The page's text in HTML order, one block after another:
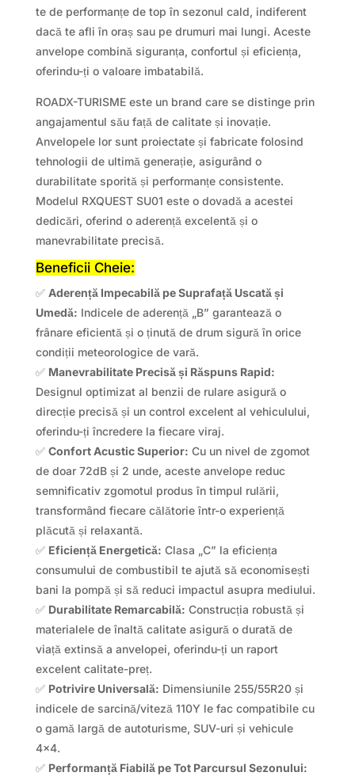
te de performanțe de top în sezonul cald, indiferent
dacă te afli în oraș sau pe drumuri mai lungi. Aceste
anvelope combină siguranța, confortul și eficiența,
oferindu-ți o valoare imbatabilă.
ROADX-TURISME este un brand care se distinge prin
angajamentul său față de calitate și inovație.
Anvelopele lor sunt proiectate și fabricate folosind
tehnologii de ultimă generație, asigurând o
durabilitate sporită și performanțe consistente.
Modelul RXQUEST SU01 este o dovadă a acestei
dedicări, oferind o aderență excelentă și o
manevrabilitate precisă.
Beneficii Cheie:
✅ Aderență Impecabilă pe Suprafață Uscată și
Umedă: Indicele de aderență „B” garantează o
frânare eficientă și o ținută de drum sigură în orice
condiții meteorologice de vară.
✅ Manevrabilitate Precisă și Răspuns Rapid:
Designul optimizat al benzii de rulare asigură o
direcție precisă și un control excelent al vehiculului,
oferindu-ți încredere la fiecare viraj.
✅ Confort Acustic Superior: Cu un nivel de zgomot
de doar 72dB și 2 unde, aceste anvelope reduc
semnificativ zgomotul produs în timpul rulării,
transformând fiecare călătorie într-o experiență
plăcută și relaxantă.
✅ Eficiență Energetică: Clasa „C” la eficiența
consumului de combustibil te ajută să economisești
bani la pompă și să reduci impactul asupra mediului.
✅ Durabilitate Remarcabilă: Construcția robustă și
materialele de înaltă calitate asigură o durată de
viață extinsă a anvelopei, oferindu-ți un raport
excelent calitate-preț.
✅ Potrivire Universală: Dimensiunile 255/55R20 și
indicele de sarcină/viteză 110Y le fac compatibile cu
o gamă largă de autoturisme, SUV-uri și vehicule
4×4.
✅ Performanță Fiabilă pe Tot Parcursul Sezonului: